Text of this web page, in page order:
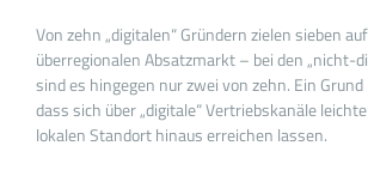
Von zehn „digitalen“ Gründern zielen sieben
überregionalen Absatzmarkt – bei den „nicht-
sind es hingegen nur zwei von zehn. Ein
dass sich über „digitale“ Vertriebskanäle
lokalen Standort hinaus erreichen lassen.